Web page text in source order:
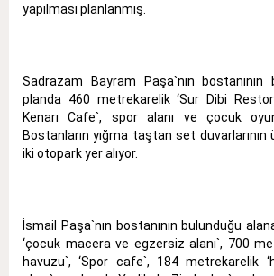
yapılması planlanmış.
Sadrazam Bayram Paşa`nın bostanının
planda 460 metrekarelik ‘Sur Dibi
Kenarı Cafe`, spor alanı ve çocuk
Bostanların yığma taştan set duvarlarının
iki otopark yer alıyor.
İsmail Paşa`nın bostanının bulunduğu
‘çocuk macera ve egzersiz alanı`, 700
havuzu`, ‘Spor cafe`, 184 metrekarelik